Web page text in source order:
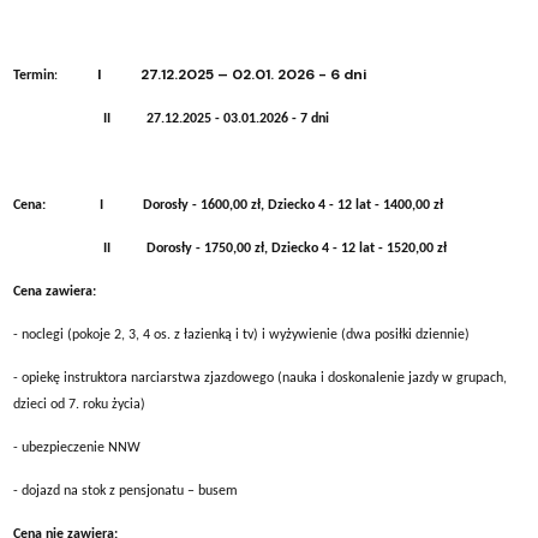
Termin:I 27.12.2025 – 02.01. 2026 - 6 dni
II 27.12.2025 - 03.01.2026 - 7 dni
Cena: I Dorosły - 1600,00 zł, Dziecko 4 - 12 lat - 1400,00 zł
II Dorosły - 1750,00 zł, Dziecko 4 - 12 lat - 1520,00 zł
Cena zawiera:
- noclegi (pokoje 2, 3, 4 os. z łazienką i tv) i wyżywienie (dwa posiłki dziennie)
- opiekę instruktora narciarstwa zjazdowego (nauka i doskonalenie jazdy w grupach,
dzieci od 7. roku życia)
- ubezpieczenie NNW
- dojazd na stok z pensjonatu – busem
Cena nie zawiera: